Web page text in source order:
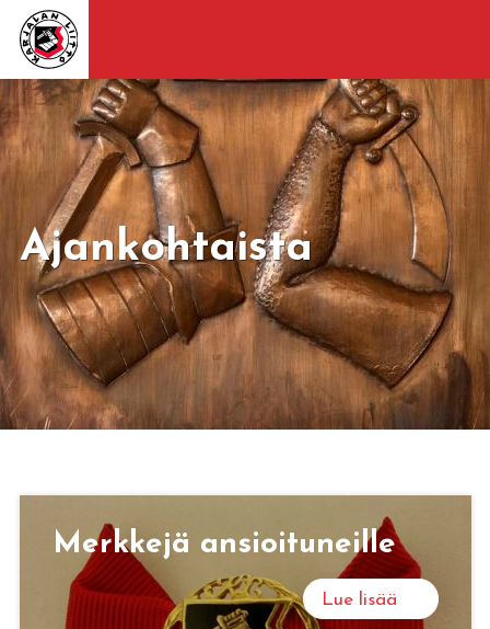
Ajankohtaista
Merk­ke­jä an­sioi­tu­neil­le
Lue lisää